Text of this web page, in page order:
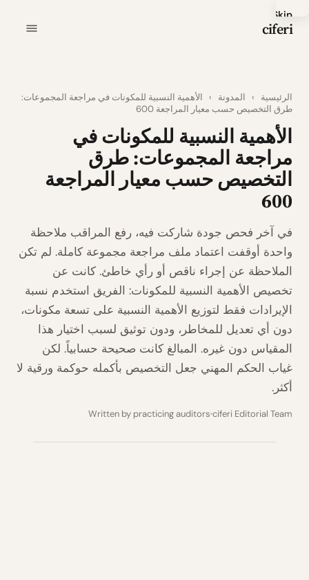
Skip
to
ciferi
الرئيسية › المدونة › الأهمية النسبية للمكونات في مراجعة المجموعات:
طرق التخصيص حسب معيار المراجعة 600
الأهمية النسبية للمكونات في
مراجعة المجموعات: طرق
التخصيص حسب معيار المراجعة
600
في آخر فحص جودة شاركت فيه، رفع المراقب ملاحظة
واحدة أوقفت اعتماد ملف مراجعة مجموعة كاملة. لم تكن
الملاحظة عن إجراء ناقص أو رأي خاطئ. كانت عن
تخصيص الأهمية النسبية للمكونات: الفريق استخدم نسبة
الإيرادات فقط لتوزيع الأهمية النسبية على تسعة مكونات،
دون أي تعديل للمخاطر، ودون توثيق لسبب اختيار هذا
المقياس دون غيره. المبالغ كانت صحيحة حسابياً. لكن
غياب الحكم المهني جعل التخصيص بأكمله حوكمة ورقية لا
أكثر.
ciferi Editorial Team
Written by practicing auditors